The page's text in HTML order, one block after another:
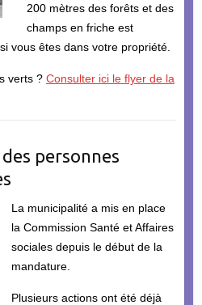
200 mètres des forêts et des
champs en friche est
vous êtes dans votre propriété.
verts ? Consulter ici le flyer de la
personnes
La municipalité a mis en place
la Commission Santé et Affaires
sociales depuis le début de la
mandature.
Plusieurs actions ont été déjà